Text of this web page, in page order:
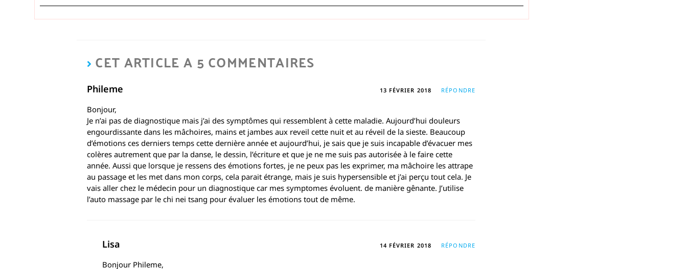
CET ARTICLE A 5 COMMENTAIRES
Phileme 13 FÉVRIER 2018 RÉPONDRE
Bonjour,
Je n’ai pas de diagnostique mais j’ai des symptômes qui ressemblent à cette maladie. Aujourd’hui douleurs
engourdissante dans les mâchoires, mains et jambes aux reveil cette nuit et au réveil de la sieste. Beaucoup
d’émotions ces derniers temps cette dernière année et aujourd’hui, je sais que je suis incapable d’évacuer mes
colères autrement que par la danse, le dessin, l’écriture et que je ne me suis pas autorisée à le faire cette
année. Aussi que lorsque je ressens des émotions fortes, je ne peux pas les exprimer, ma mâchoire les attrape
au passage et les met dans mon corps, cela parait étrange, mais je suis hypersensible et j’ai perçu tout cela. Je
vais aller chez le médecin pour un diagnostique car mes symptomes évoluent. de manière gênante. J’utilise
l’auto massage par le chi nei tsang pour évaluer les émotions tout de même.
Lisa 14 FÉVRIER 2018 RÉPONDRE
Bonjour Phileme,